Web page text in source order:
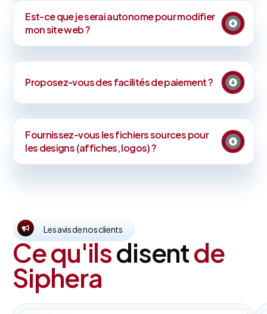
Est-ce que je serai autonome pour modifier
mon site web ?
Proposez-vous des facilités de paiement ?
Fournissez-vous les fichiers sources pour
les designs (affiches, logos) ?
Les avis de nos clients
Ce qu'ilsdisentde
Siphera